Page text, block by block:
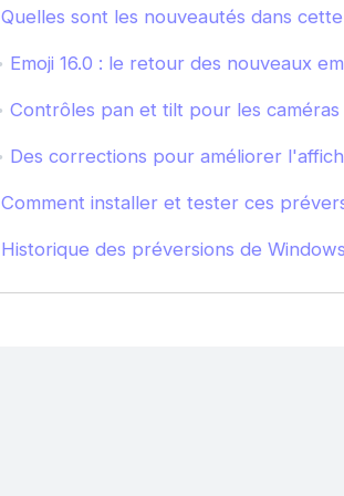
Quelles sont les nouveautés dans
Emoji 16.0 : le retour des nouveaux
Contrôles pan et tilt pour les
Des corrections pour améliorer
Comment installer et tester ces
Historique des préversions de Windows